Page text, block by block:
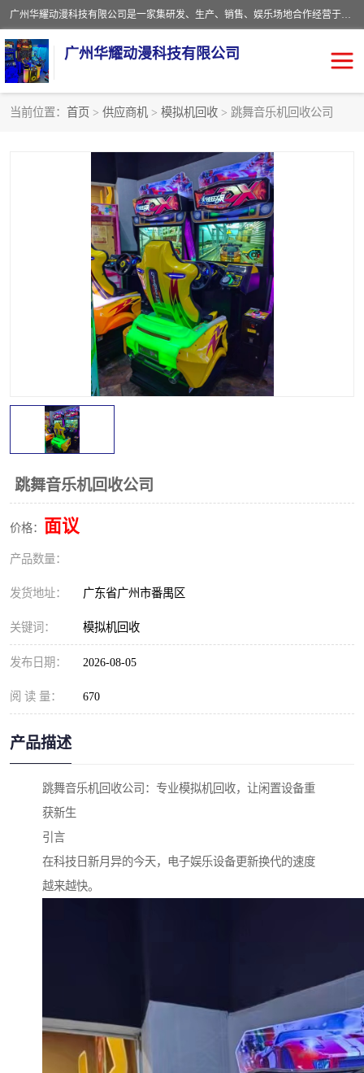
广州华耀动漫科技有限公司是一家集研发、生产、销售、娱乐场地合作经营于一体的动漫游戏公司。本公司拥有一支年轻化集研发生产到售后服务的队伍，及时地为客户提供、赚钱的产品。本公司以雄厚的实力、合理的价格、优良的服务与多家企业建立了长期的合作关系。热诚欢迎各界前来参观、考察、洽谈业务。目前公司经营的产品有：各种捕渔游戏机系列，大型模拟机系列、轮盘机系列、连线机系列、框体机系列、玛莉机系列等。
广州华耀动漫科技有限公司
当前位置： 首页 > 供应商机 > 模拟机回收 > 跳舞音乐机回收公司
跳舞音乐机回收公司
价格： 面议
产品数量：
发货地址： 广东省广州市番禺区
关键词： 模拟机回收
发布日期： 2026-08-05
阅 读 量： 670
产品描述
跳舞音乐机回收公司：专业模拟机回收，让闲置设备重
获新生
引言
在科技日新月异的今天，电子娱乐设备更新换代的速度
越来越快。
电玩城回收
儿童机回收
*机回收